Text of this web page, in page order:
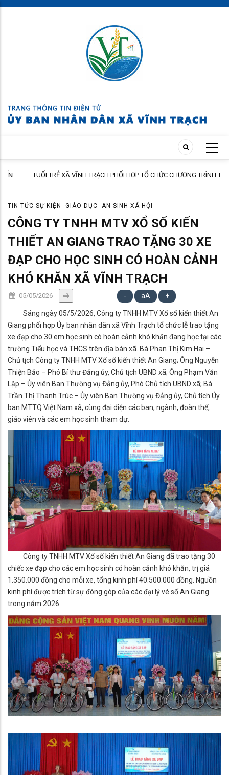
Skip
TUỔI TRẺ XÃ VĨNH TRẠCH PHỐI HỢP TỔ CHỨC CHƯƠNG TRÌNH THĂM
TIN TỨC SỰ KIỆN GIÁO DỤC AN SINH XÃ HỘI
CÔNG TY TNHH MTV XỔ SỐ KIẾN
THIẾT AN GIANG TRAO TẶNG 30 XE
ĐẠP CHO HỌC SINH CÓ HOÀN CẢNH
KHÓ KHĂN XÃ VĨNH TRẠCH
05/05/2026 - aA +
Sáng ngày 05/5/2026, Công ty TNHH MTV Xổ số kiến thiết An
Giang phối hợp Ủy ban nhân dân xã Vĩnh Trạch tổ chức lễ trao tặng
xe đạp cho 30 em học sinh có hoàn cảnh khó khăn đang học tại các
trường Tiểu học và THCS trên địa bàn xã. Bà Phan Thị Kim Hai –
Chủ tịch Công ty TNHH MTV Xổ số kiến thiết An Giang; Ông Nguyễn
Thiện Bảo – Phó Bí thư Đảng ủy, Chủ tịch UBND xã; Ông Phạm Văn
Lập – Ủy viên Ban Thường vụ Đảng ủy, Phó Chủ tịch UBND xã; Bà
Trần Thị Thanh Trúc – Ủy viên Ban Thường vụ Đảng ủy, Chủ tịch Ủy
ban MTTQ Việt Nam xã, cùng đại diện các ban, ngành, đoàn thể,
giáo viên và các em học sinh tham dự.
Công ty TNHH MTV Xổ số kiến thiết An Giang đã trao tặng 30
chiếc xe đạp cho các em học sinh có hoàn cảnh khó khăn, trị giá
1.350.000 đồng cho mỗi xe, tổng kinh phí 40.500.000 đồng. Nguồn
kinh phí được trích từ sự đóng góp của các đại lý vé số An Giang
trong năm 2026.